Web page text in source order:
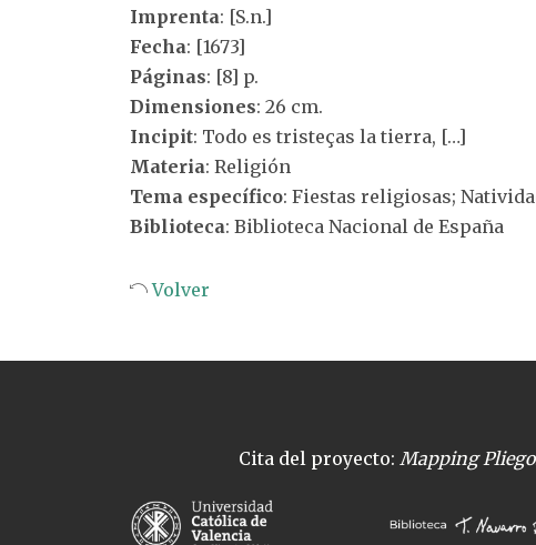
Imprenta: [S.n.]
Fecha: [1673]
Páginas: [8] p.
Dimensiones: 26 cm.
Incipit: Todo es tristeças la tierra, […]
Materia: Religión
Tema específico: Fiestas religiosas;
Biblioteca: Biblioteca Nacional de España
Volver
Cita del proyecto: Mapping